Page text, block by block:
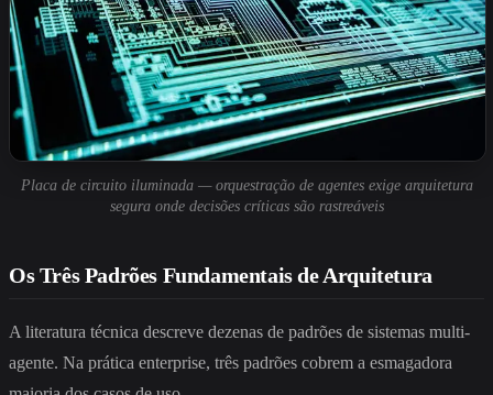
Placa de circuito iluminada — orquestração de agentes exige arquitetura
segura onde decisões críticas são rastreáveis
Os Três Padrões Fundamentais de Arquitetura
A literatura técnica descreve dezenas de padrões de sistemas multi-
agente. Na prática enterprise, três padrões cobrem a esmagadora